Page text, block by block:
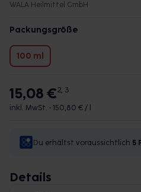
WALA Heilmittel GmbH
Packungsgröße
100 ml
15,08 €2, 3
inkl. MwSt. • 150,80 € / l
Du erhältst voraussichtlich 5
Details